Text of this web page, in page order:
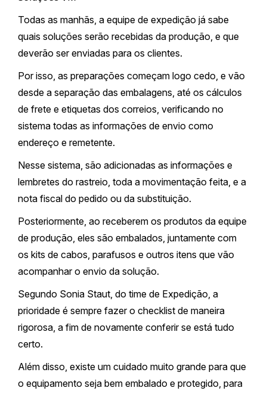
Todas as manhãs, a equipe de expedição já sabe
quais soluções serão recebidas da produção, e que
deverão ser enviadas para os clientes.
Por isso, as preparações começam logo cedo, e vão
desde a separação das embalagens, até os cálculos
de frete e etiquetas dos correios, verificando no
sistema todas as informações de envio como
endereço e remetente.
Nesse sistema, são adicionadas as informações e
lembretes do rastreio, toda a movimentação feita, e a
nota fiscal do pedido ou da substituição.
Posteriormente, ao receberem os produtos da equipe
de produção, eles são embalados, juntamente com
os kits de cabos, parafusos e outros itens que vão
acompanhar o envio da solução.
Segundo Sonia Staut, do time de Expedição, a
prioridade é sempre fazer o checklist de maneira
rigorosa, a fim de novamente conferir se está tudo
certo.
Além disso, existe um cuidado muito grande para que
o equipamento seja bem embalado e protegido, para